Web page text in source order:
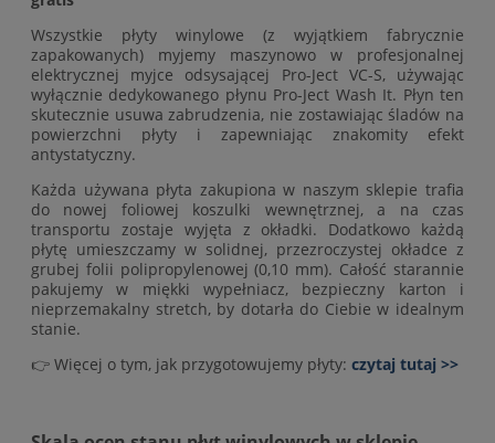
Wszystkie płyty winylowe (z wyjątkiem fabrycznie
zapakowanych) myjemy maszynowo w profesjonalnej
elektrycznej myjce odsysającej Pro-Ject VC-S, używając
wyłącznie dedykowanego płynu Pro-Ject Wash It. Płyn ten
skutecznie usuwa zabrudzenia, nie zostawiając śladów na
powierzchni płyty i zapewniając znakomity efekt
antystatyczny.
Każda używana płyta zakupiona w naszym sklepie trafia
do nowej foliowej koszulki wewnętrznej, a na czas
transportu zostaje wyjęta z okładki. Dodatkowo każdą
płytę umieszczamy w solidnej, przezroczystej okładce z
grubej folii polipropylenowej (0,10 mm). Całość starannie
pakujemy w miękki wypełniacz, bezpieczny karton i
nieprzemakalny stretch, by dotarła do Ciebie w idealnym
stanie.
👉 Więcej o tym, jak przygotowujemy płyty: czytaj tutaj >>